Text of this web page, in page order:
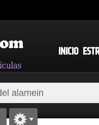
INICIO